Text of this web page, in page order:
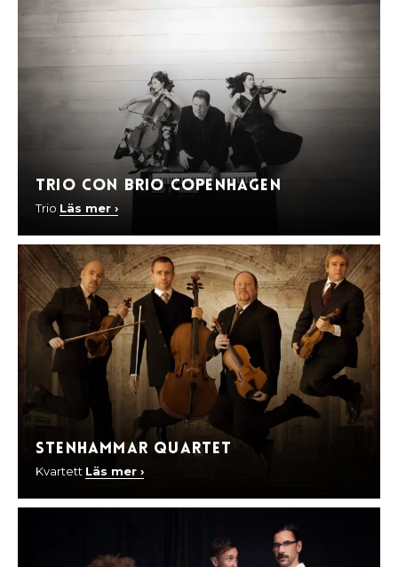
Trio Con Brio Copenhagen
Trio Läs mer ›
Stenhammar Quartet
Kvartett Läs mer ›